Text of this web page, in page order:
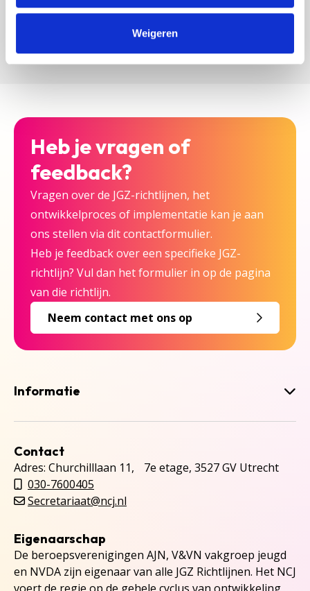
Weigeren
Versturen
Heb je vragen of
feedback?
Vragen over de JGZ-richtlijnen, het
ontwikkelproces of implementatie kan je aan
ons stellen via dit contactformulier.
Heb je feedback over een specifieke JGZ-
richtlijn? Vul dan het formulier in op de pagina
van die richtlijn.
Neem contact met ons op
Informatie
Contact
Adres: Churchilllaan 11, 7e etage, 3527 GV Utrecht
030-7600405
Secretariaat@ncj.nl
Eigenaarschap
De beroepsverenigingen AJN, V&VN vakgroep jeugd
en NVDA zijn eigenaar van alle JGZ Richtlijnen. Het NCJ